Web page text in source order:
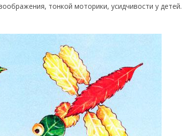
тонкой моторики, усидчивости у детей.